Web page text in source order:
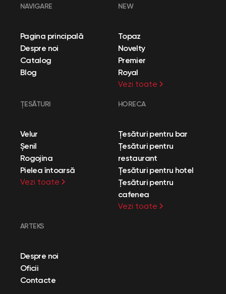
NAVIGARE
Pagina principală
Despre noi
Catalog
Blog
NEW
Topaz
Novelty
Premier
Royal
Vezi toate
ȚESĂTURI
Velur
Șenil
Rogojina
Pielea întoarsă
Vezi toate
HORECA
Țesături pentru bar
Țesături pentru
restaurant
Țesături pentru hotel
Țesături pentru
cafenea
Vezi toate
ARTEKS
Despre noi
Oficii
Contacte